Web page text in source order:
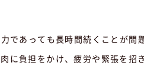
であっても長時間続くことが問
に負担をかけ、疲労や緊張を招